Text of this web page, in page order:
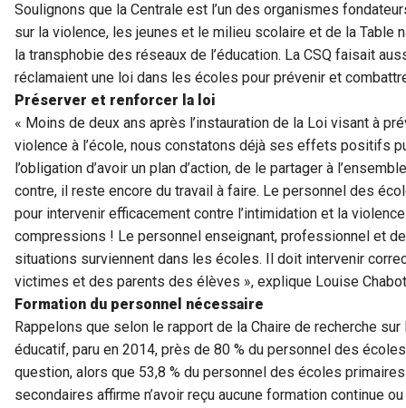
Soulignons que la Centrale est l’un des organismes
sur la violence, les jeunes et le milieu scolaire et de la Table
la transphobie des réseaux de l’éducation. La CSQ faisait
réclamaient une loi dans les écoles pour prévenir et
Préserver et renforcer la loi
« Moins de deux ans après l’instauration de la Loi visant à
violence à l’école, nous constatons déjà ses effets positifs
l’obligation d’avoir un plan d’action, de le partager à
contre, il reste encore du travail à faire. Le personnel des
pour intervenir efficacement contre l’intimidation et la
compressions ! Le personnel enseignant, professionnel et
situations surviennent dans les écoles. Il doit intervenir
victimes et des parents des élèves », explique Louise
Formation du personnel nécessaire
Rappelons que selon le rapport de la Chaire de recherche
éducatif, paru en 2014, près de 80 % du personnel des
question, alors que 53,8 % du personnel des écoles
secondaires affirme n’avoir reçu aucune formation continue